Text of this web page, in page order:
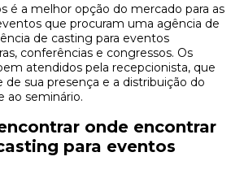
é a melhor opção do mercado para as
que procuram uma agência de
de casting para eventos
conferências e congressos. Os
atendidos pela recepcionista, que
de sua presença e a distribuição do
ao seminário.
onde encontrar
para eventos